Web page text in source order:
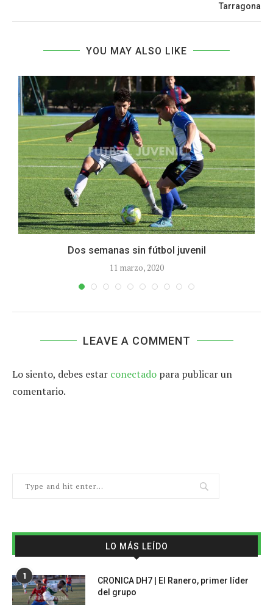
Tarragona
YOU MAY ALSO LIKE
Dos semanas sin fútbol juvenil
11 marzo, 2020
LEAVE A COMMENT
Lo siento, debes estar conectado para publicar un
comentario.
LO MÁS LEÍDO
1
CRONICA DH7 | El Ranero, primer líder
del grupo